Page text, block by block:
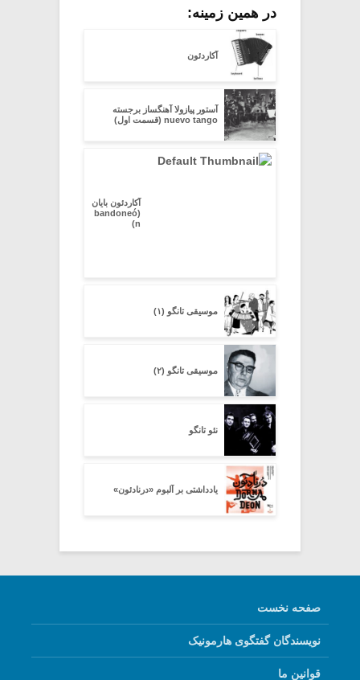
در همین زمینه:
آکاردئون
آستور پیازولا آهنگساز برجسته
nuevo tango (قسمت اول)
آکاردئون بایان
(bandoneó
n)
موسیقی تانگو (۱)
موسیقی تانگو (۲)
نئو تانگو
یادداشتی بر آلبوم «درنادئون»
صفحه نخست
نویسندگان گفتگوی هارمونیک
قوانین ما